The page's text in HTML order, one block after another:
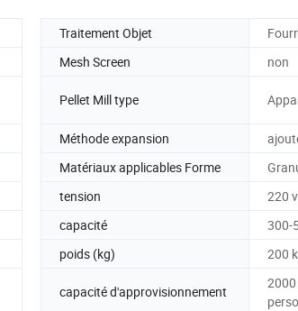
Traitement Objet
Mesh Screen
non
Pellet Mill type
Méthode expansion
Matériaux applicables Forme
tension
220
capacité
300-
poids (kg) 200
capacité d'approvisionnement